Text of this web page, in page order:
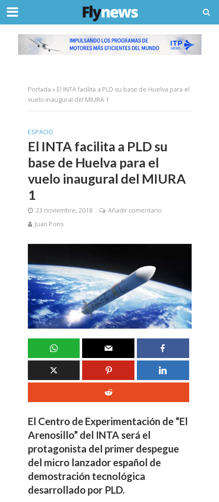
Portada » El INTA facilita a PLD su base de Huelva para el
vuelo inaugural del MIURA 1
ESPACIO
El INTA facilita a PLD su
base de Huelva para el
vuelo inaugural del MIURA
1
23 noviembre, 2018
Añadir comentario
Juan Pons
El Centro de Experimentación de “El
Arenosillo” del INTA será el
protagonista del primer despegue
del micro lanzador español de
demostración tecnológica
desarrollado por PLD.